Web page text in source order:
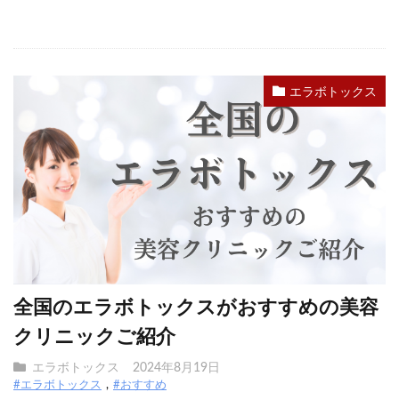
エラボトックス
全国のエラボトックスがおすすめの美容
クリニックご紹介
エラボトックス 2024年8月19日
#エラボトックス #おすすめ